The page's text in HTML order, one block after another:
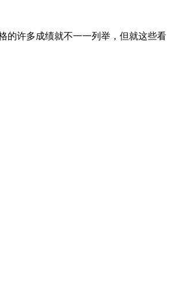
的许多成绩就不一一列举，但就这些看